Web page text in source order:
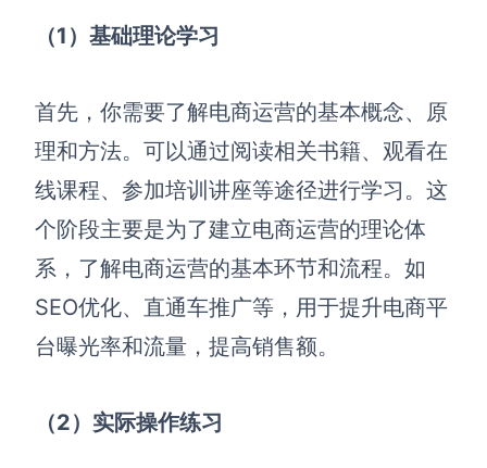
帮助中心
获取详细功能指南和技术支持
知识分享社区
探索创意灵感与高效协作技巧
定价
（1） 基础理论学习
首先，你需要了解电商运营的基本概念、原
理和方法。可以通过阅读相关书籍、观看在
线课程、参加培训讲座等途径进行学习。这
个阶段主要是为了建立电商运营的理论体
系，了解电商运营的基本环节和流程。 如
SEO优化、直通车推广等，用于提升电商平
台曝光率和流量，提高销售额。
（2）实际操作练习